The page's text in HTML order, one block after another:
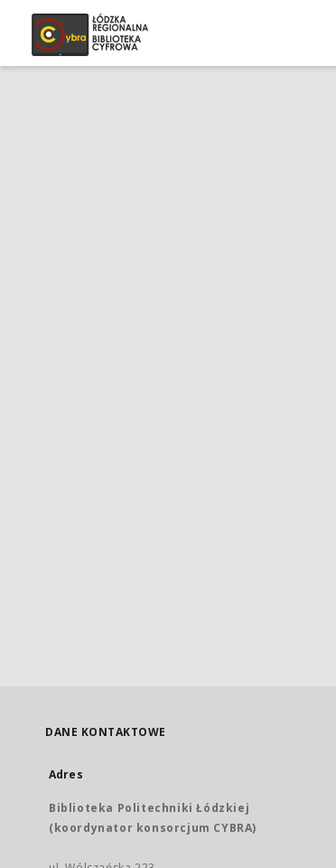
DANE KONTAKTOWE
Adres
Biblioteka Politechniki Łódzkiej
(koordynator konsorcjum CYBRA)